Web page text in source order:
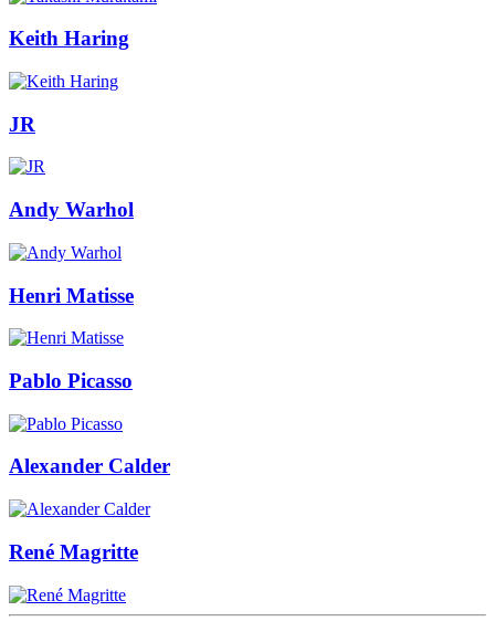
Keith Haring
JR
Andy Warhol
Henri Matisse
Pablo Picasso
Alexander Calder
René Magritte